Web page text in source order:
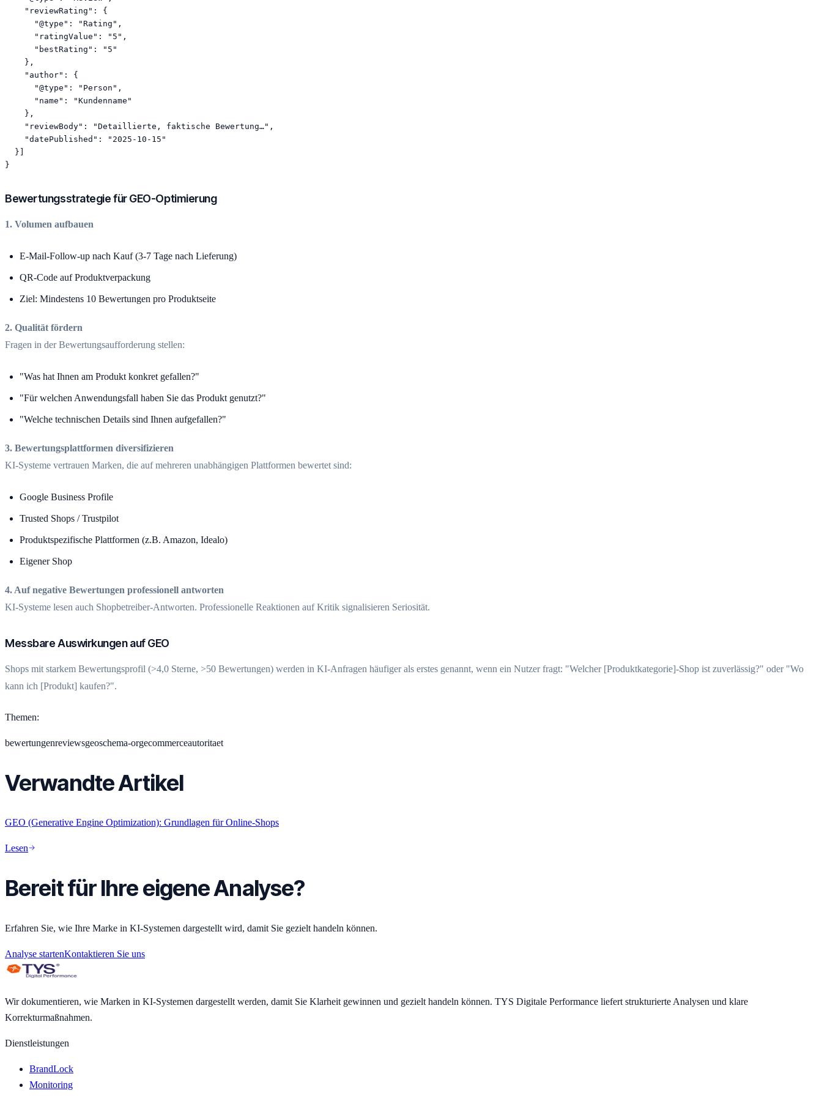
    "reviewRating": {
      "@type": "Rating",
      "ratingValue": "5",
      "bestRating": "5"
    },
    "author": {
      "@type": "Person",
      "name": "Kundenname"
    },
    "reviewBody": "Detaillierte, faktische Bewertung…",
    "datePublished": "2025-10-15"
  }]
Bewertungsstrategie für GEO-Optimierung
1. Volumen aufbauen
E-Mail-Follow-up nach Kauf (3-7 Tage nach Lieferung)
QR-Code auf Produktverpackung
Ziel: Mindestens 10 Bewertungen pro Produktseite
2. Qualität fördern
Fragen in der Bewertungsaufforderung stellen:
"Was hat Ihnen am Produkt konkret gefallen?"
"Für welchen Anwendungsfall haben Sie das Produkt genutzt?"
"Welche technischen Details sind Ihnen aufgefallen?"
3. Bewertungsplattformen diversifizieren
KI-Systeme vertrauen Marken, die auf mehreren unabhängigen Plattformen bewertet sind:
Google Business Profile
Trusted Shops / Trustpilot
Produktspezifische Plattformen (z.B. Amazon, Idealo)
Eigener Shop
4. Auf negative Bewertungen professionell antworten
KI-Systeme lesen auch Shopbetreiber-Antworten. Professionelle Reaktionen auf Kritik signalisieren Seriosität.
Messbare Auswirkungen auf GEO
Shops mit starkem Bewertungsprofil (>4,0 Sterne, >50 Bewertungen) werden in KI-Anfragen häufiger als erstes genannt, wenn ein Nutzer fragt: "Welcher [Produktkategorie]-Shop ist zuverlässig?" oder "Wo
kann ich [Produkt] kaufen?".
Themen:
bewertungenreviewsgeoschema-orgecommerceautoritaet
Verwandte Artikel
GEO (Generative Engine Optimization): Grundlagen für Online-Shops
Lesen
Bereit für Ihre eigene Analyse?
Erfahren Sie, wie Ihre Marke in KI-Systemen dargestellt wird, damit Sie gezielt handeln können.
Analyse startenKontaktieren Sie uns
Wir dokumentieren, wie Marken in KI-Systemen dargestellt werden, damit Sie Klarheit gewinnen und gezielt handeln können. TYS Digitale Performance liefert strukturierte Analysen und klare
Korrekturmaßnahmen.
Dienstleistungen
BrandLock
Monitoring